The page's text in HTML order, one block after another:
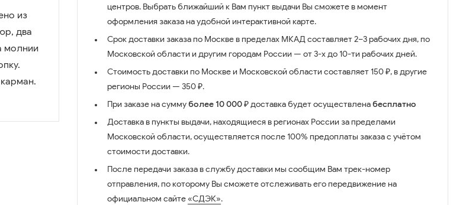
из
два
молнии
центров. Выбрать ближайший к Вам пункт выдачи Вы сможете в момент
оформления заказа на удобной интерактивной карте.
Срок доставки заказа по Москве в пределах МКАД составляет 2–3 рабочих дня, по
Московской области и другим городам России — от 3-х до 10-ти рабочих дней.
Стоимость доставки по Москве и Московской области составляет 150 ₽, в другие
регионы России — 350 ₽.
При заказе на суммуболее 10 000 ₽доставка будет осуществленабесплатно
Доставка в пункты выдачи, находящиеся в регионах России за пределами
Московской области, осуществляется после 100% предоплаты заказа с учётом
стоимости доставки.
После передачи заказа в службу доставки мы сообщим Вам трек-номер
отправления, по которому Вы сможете отслеживать его передвижение на
официальном сайте«СДЭК».